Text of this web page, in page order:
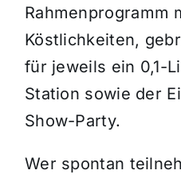
Rahmenprogramm
Köstlichkeiten,
für jeweils ein 0,1-
Station sowie der
Show-Party.
Wer spontan